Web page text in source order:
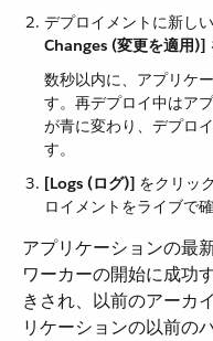
デプロイメントに新し
Changes (変更を適用)]
数秒以内に、アプリケ
す。再デプロイ中はア
が青に変わり、デプロ
す。
[Logs (ログ)] をクリッ
ロイメントをライブで
アプリケーションの最
ワーカーの開始に成功
きされ、以前のアーカ
リケーションの以前の